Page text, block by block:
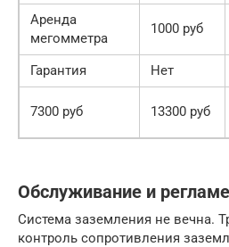
Аренда
мегомметра
1000 руб
Гарантия Нет
7300 руб 13300 руб
Обслуживание и
Система заземления не вечна.
контроль сопротивления